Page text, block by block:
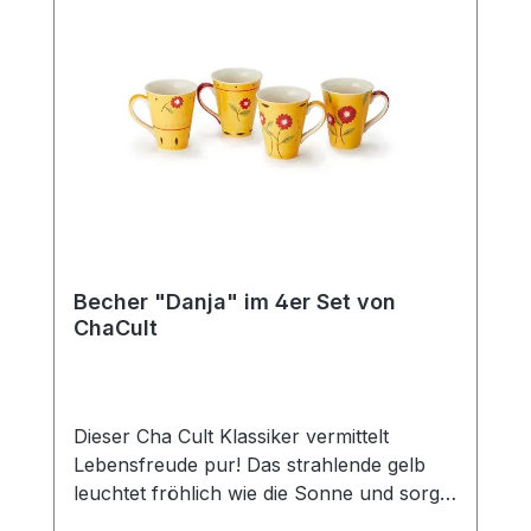
Kombinieren Sie den Becher mit der
passenden Kanne (Art.-Nr. 80364) und
erhalten Sie so das perfekte Set für den
gedeckten Tisch und eine gemütliche Tea
Becher "Danja" im 4er Set von
ChaCult
Dieser Cha Cult Klassiker vermittelt
Lebensfreude pur! Das strahlende gelb
leuchtet fröhlich wie die Sonne und sorgt